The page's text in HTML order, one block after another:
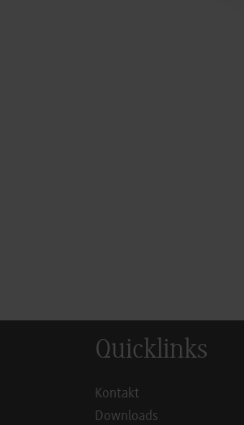
Quicklinks
Kontakt
Downloads